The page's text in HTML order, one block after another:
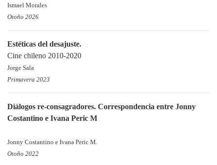
Ismael Morales
Otoño 2026
Estéticas del desajuste.
Cine chileno 2010-2020
Jorge Sala
Primavera 2023
Diálogos re-consagradores. Correspondencia entre Jonny
Costantino e Ivana Peric M
Jonny Costantino e Ivana Peric M.
Otoño 2022